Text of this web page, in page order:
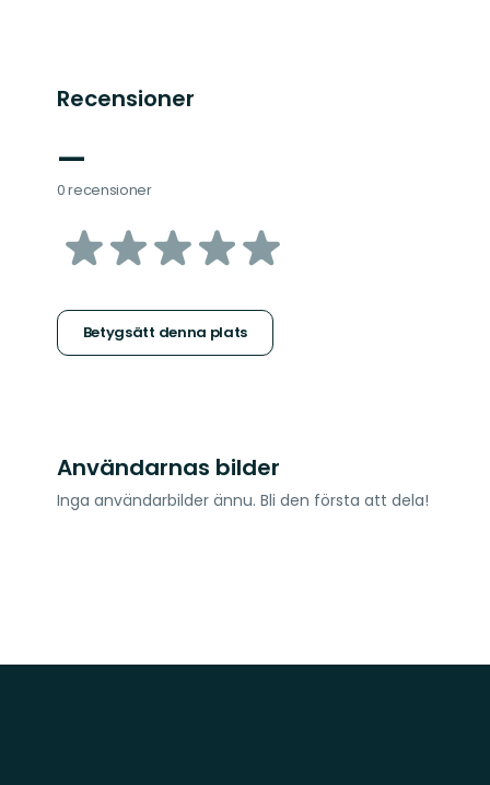
Recensioner
—
0 recensioner
av
stjärnor
Betygsätt denna plats
Användarnas bilder
Inga användarbilder ännu. Bli den första att dela!